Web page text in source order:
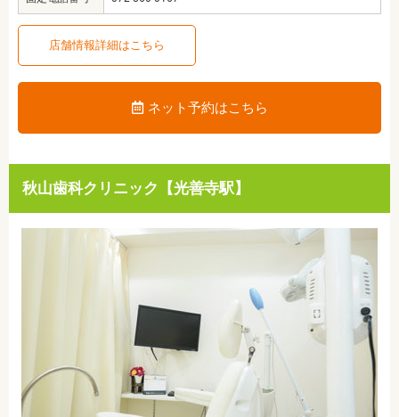
店舗情報詳細はこちら
ネット予約はこちら
秋山歯科クリニック【光善寺駅】